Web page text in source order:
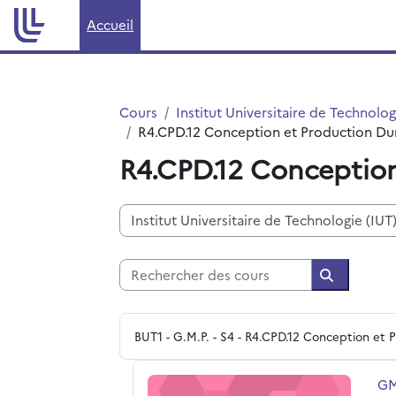
Passer au contenu principal
Accueil
Cours
Institut Universitaire de
R4.CPD.12 Conception et Production
R4.CPD.12
Catégories de cours
Rechercher des cours
BUT1 - G.M.P. - S4 - R4.CPD.12 Conception
GMP R4.CPD.12 Dimensionnement